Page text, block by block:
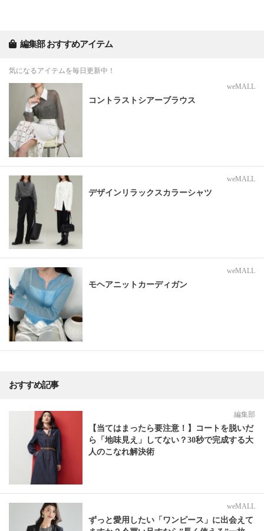
編集部 おすすめアイテム
気になるアイテムを毎日更新中！
weMALL
コントラストシアーブラウス
weMALL
デザインリラックスカラーシャツ
weMALL
モヘアニットカーディガン
おすすめ記事
編集部
【当てはまったら要注意！】コートを脱いだ
ら「地味見え」してない？30秒で完成する大
人のこなれ解決術
weMALL
ずっと愛用したい「ワンピース」に出会えて